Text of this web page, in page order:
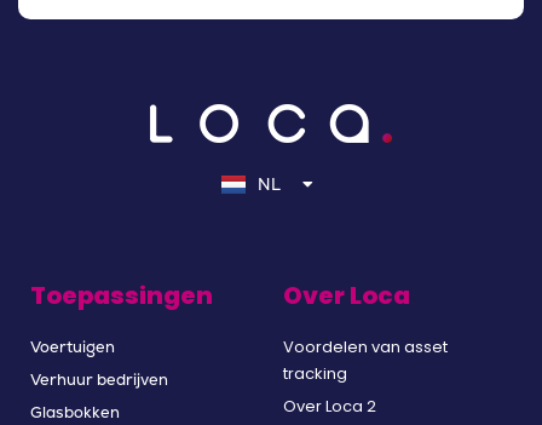
NL
EN
FR
Toepassingen
Voertuigen
Verhuur bedrijven
Glasbokken
Over Loca
Voordelen van asset
tracking
Over Loca 2